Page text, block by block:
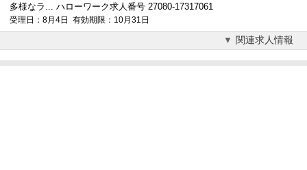
多様なラ... ハローワーク求人番号 27080-17317061
受理日：8月4日 有効期限：10月31日
関連求人情報